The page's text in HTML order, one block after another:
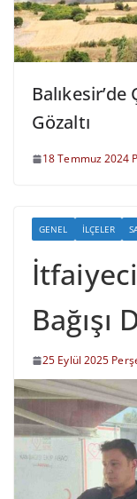
Balıkesir’de
Gözaltı
18 Temmuz 2024
GENEL İLÇELER
Bağışı
25 Eylül 2025